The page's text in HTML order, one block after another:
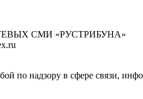
СМИ «РУСТРИБУНА»
по надзору в сфере связи,